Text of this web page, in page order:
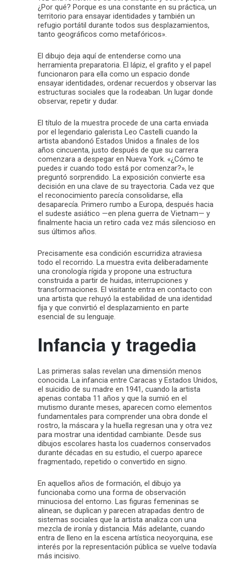
¿Por qué? Porque es una constante en su práctica, un
territorio para ensayar identidades y también un
refugio portátil durante todos sus desplazamientos,
tanto geográficos como metafóricos».
El dibujo deja aquí de entenderse como una
herramienta preparatoria. El lápiz, el grafito y el papel
funcionaron para ella como un espacio donde
ensayar identidades, ordenar recuerdos y observar las
estructuras sociales que la rodeaban. Un lugar donde
observar, repetir y dudar.
El título de la muestra procede de una carta enviada
por el legendario galerista Leo Castelli cuando la
artista abandonó Estados Unidos a finales de los
años cincuenta, justo después de que su carrera
comenzara a despegar en Nueva York. «¿Cómo te
puedes ir cuando todo está por comenzar?», le
preguntó sorprendido. La exposición convierte esa
decisión en una clave de su trayectoria. Cada vez que
el reconocimiento parecía consolidarse, ella
desaparecía. Primero rumbo a Europa, después hacia
el sudeste asiático —en plena guerra de Vietnam— y
finalmente hacia un retiro cada vez más silencioso en
sus últimos años.
Precisamente esa condición escurridiza atraviesa
todo el recorrido. La muestra evita deliberadamente
una cronología rígida y propone una estructura
construida a partir de huidas, interrupciones y
transformaciones. El visitante entra en contacto con
una artista que rehuyó la estabilidad de una identidad
fija y que convirtió el desplazamiento en parte
esencial de su lenguaje.
Infancia y tragedia
Las primeras salas revelan una dimensión menos
conocida. La infancia entre Caracas y Estados Unidos,
el suicidio de su madre en 1941, cuando la artista
apenas contaba 11 años y que la sumió en el
mutismo durante meses, aparecen como elementos
fundamentales para comprender una obra donde el
rostro, la máscara y la huella regresan una y otra vez
para mostrar una identidad cambiante. Desde sus
dibujos escolares hasta los cuadernos conservados
durante décadas en su estudio, el cuerpo aparece
fragmentado, repetido o convertido en signo.
En aquellos años de formación, el dibujo ya
funcionaba como una forma de observación
minuciosa del entorno. Las figuras femeninas se
alinean, se duplican y parecen atrapadas dentro de
sistemas sociales que la artista analiza con una
mezcla de ironía y distancia. Más adelante, cuando
entra de lleno en la escena artística neoyorquina, ese
interés por la representación pública se vuelve todavía
más incisivo.